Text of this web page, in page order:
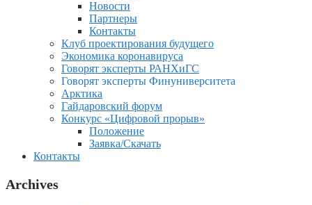
Новости
Партнеры
Контакты
Клуб проектирования будущего
Экономика коронавируса
Говорят эксперты РАНХиГС
Говорят эксперты Финуниверситета
Арктика
Гайдаровский форум
Конкурс «Цифровой прорыв»
Положение
Заявка/Скачать
Контакты
Archives